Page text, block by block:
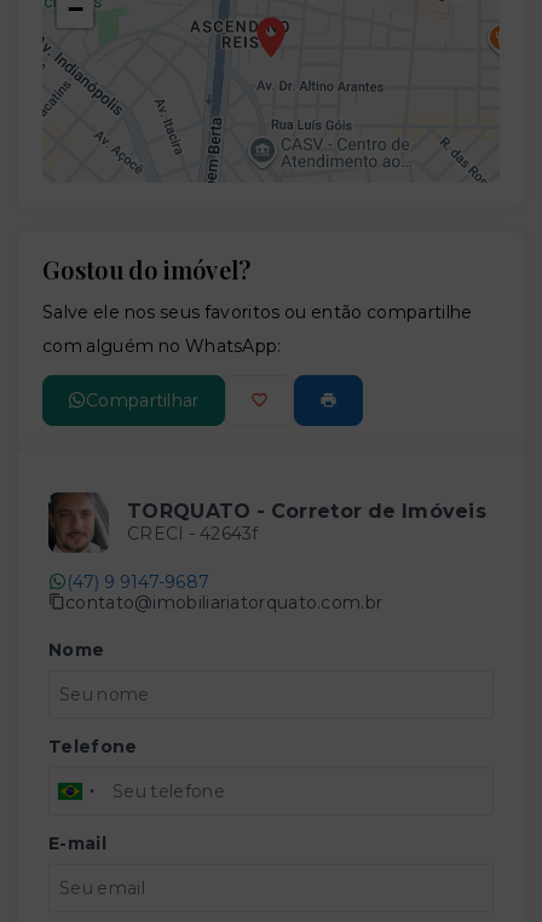
−
Gostou do imóvel?
Salve ele nos seus favoritos ou então compartilhe
com alguém no WhatsApp:
Compartilhar
TORQUATO - Corretor de Imóveis
CRECI - 42643f
(47) 9 9147-9687
contato@imobiliariatorquato.com.br
Nome
Telefone
E-mail